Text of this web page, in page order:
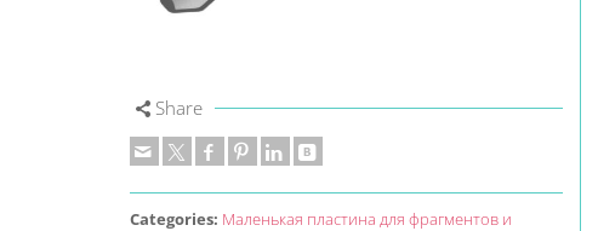
Share
Categories: Маленькая пластина для фрагментов и